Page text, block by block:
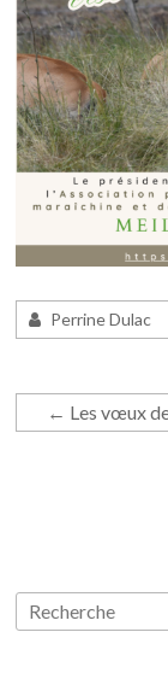
Perrine Dulac
← Les vœux